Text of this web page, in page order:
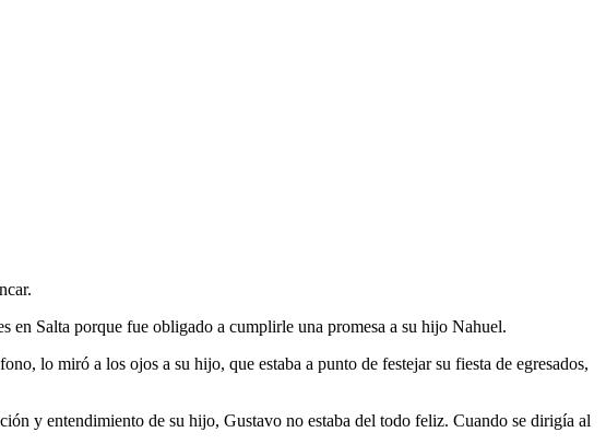
en Salta porque fue obligado a cumplirle una promesa a su hijo Nahuel.
lo miró a los ojos a su hijo, que estaba a punto de festejar su fiesta de egresados,
y entendimiento de su hijo, Gustavo no estaba del todo feliz. Cuando se dirigía al